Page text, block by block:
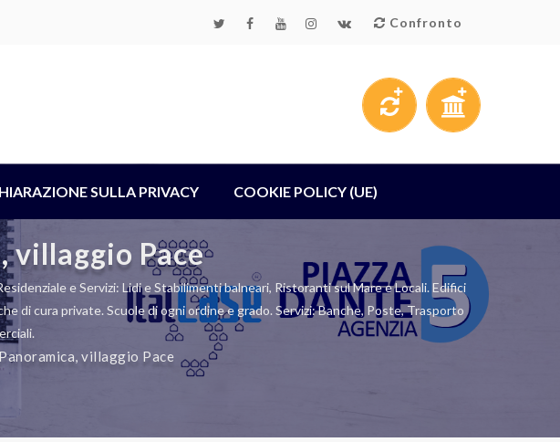
Confronto
SULLA PRIVACY COOKIE POLICY (UE)
villaggio Pace
e Servizi: Lidi e Stabilimenti balneari, Ristoranti sul Mare e Locali. Edifici
di cura private. Scuole di ogni ordine e grado. Servizi: Banche, Poste, Trasporto
villaggio Pace